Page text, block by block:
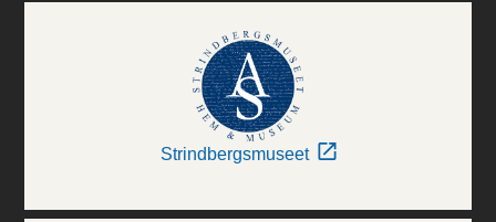
Strindbergsmuseet